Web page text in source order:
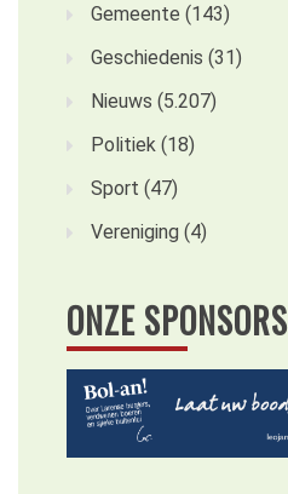
Gemeente (143)
Geschiedenis (31)
Nieuws (5.207)
Politiek (18)
Sport (47)
Vereniging (4)
ONZE SPONSORS